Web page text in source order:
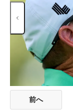
前へ